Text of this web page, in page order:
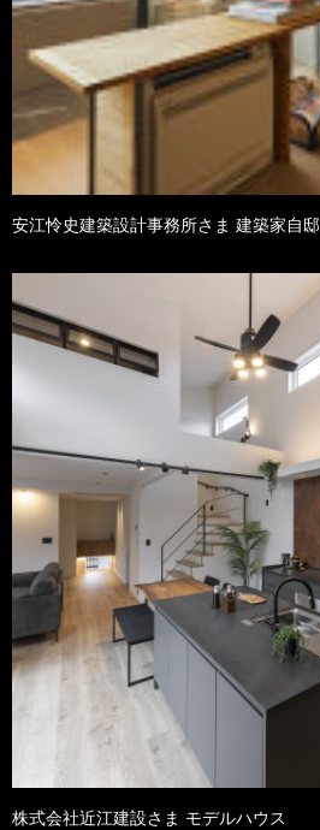
安江怜史建築設計事務所さま 建築家自邸
株式会社近江建設さま モデルハウス